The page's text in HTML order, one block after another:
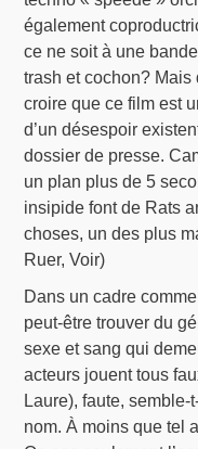
également
ce ne soit à une
trash et cochon?
croire que ce film est
d’un désespoir
dossier de presse.
un plan plus de 5
insipide font de Rats
choses, un des plus
Ruer, Voir)
Dans un cadre
peut-être trouver du
sexe et sang qui
acteurs jouent tous
Laure), faute, semble-
nom. À moins que tel